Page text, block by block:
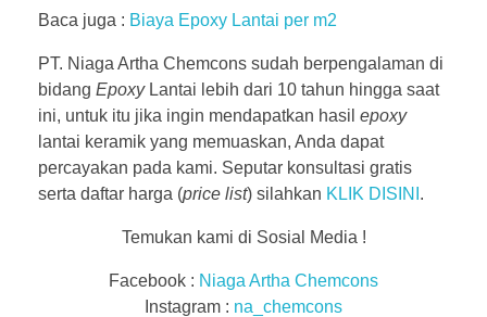
Baca juga : Biaya Epoxy Lantai per m2
PT. Niaga Artha Chemcons sudah berpengalaman di
bidang EpoxyLantai lebih dari 10 tahun hingga saat
ini, untuk itu jika ingin mendapatkan hasil epoxy
lantai keramik yang memuaskan, Anda dapat
percayakan pada kami. Seputar konsultasi gratis
serta daftar harga (price list) silahkan KLIK DISINI .
Temukan kami di Sosial Media !
Facebook : Niaga Artha Chemcons
Instagram : na_chemcons